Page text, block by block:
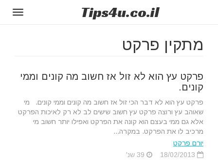
Tips4u.co.il
מתקין פרקט
פרקט עץ הוא לא זול אז חשוב מה קונים וממי
קונים.
פרקט עץ הוא לא דבר הכי זול אז חשוב מה קונים וממי קונים. מי
שאוהב עץ ורוצה פרקט עץ חשוב שישים לב לא רק לאיכות הפרקט
אלא גם ממי בעצם הוא קונה את הפרקט ואפילו יותר חשוב מי
מרכיב לו את הפרקט. במקרה...
יורם פרקט